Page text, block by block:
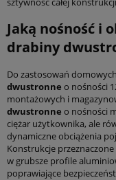
Jaką nośność i
drabiny
Do zastosowań
dwustronne o nośności
montażowych i
dwustronne o nośności
ciężar użytkownika, ale
dynamiczne obciążenia
Konstrukcje
w grubsze profile
poprawiające